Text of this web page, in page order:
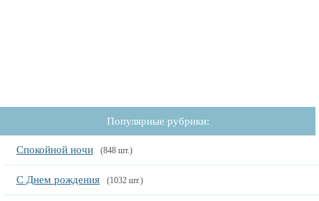
Популярные рубрики:
Спокойной ночи (848 шт.)
С Днем рождения (1032 шт.)